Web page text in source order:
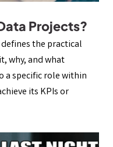
Projects?
the practical
why, and what
a specific role within
its KPIs or